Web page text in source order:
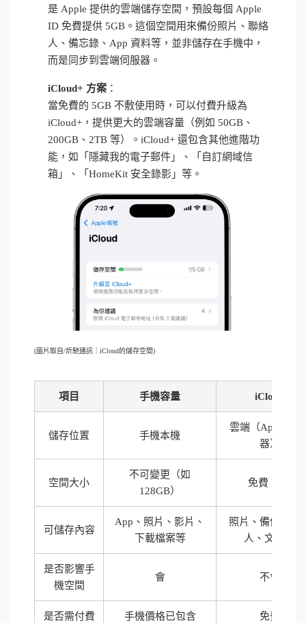
是 Apple 提供的雲端儲存空間，預設每個 Apple
ID 免費提供 5GB。這個空間用來備份照片、聯絡
人、備忘錄、App 資料等，並非儲存在手機中，
而是同步到雲端伺服器。
iCloud+ 方案 ：
當免費的 5GB 不敷使用時，可以付費升級為
iCloud+，提供更大的雲端容量（例如 50GB、
200GB、2TB 等）。iCloud+ 還包含其他進階功
能，如「隱藏我的電子郵件」、「自訂網域信
箱」、「HomeKit 安全錄影」等。
(圖片取自/炘馳通訊｜iCloud的儲存空間)
項目 手機容量 iCloud
儲存位置 手機本機
雲端（Apple 伺
器）
空間大小
不可變更（如
128GB）
免費 5GB
可儲存內容
App、照片、影片、
下載檔案等
照片、備份、聯
人、文件等
是否影響手
機空間
會 不會
是否需付費 手機價格已包含 免費